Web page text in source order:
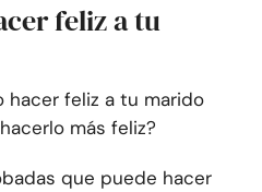
feliz a tu
hacer feliz a tu marido
más feliz?
que puede hacer